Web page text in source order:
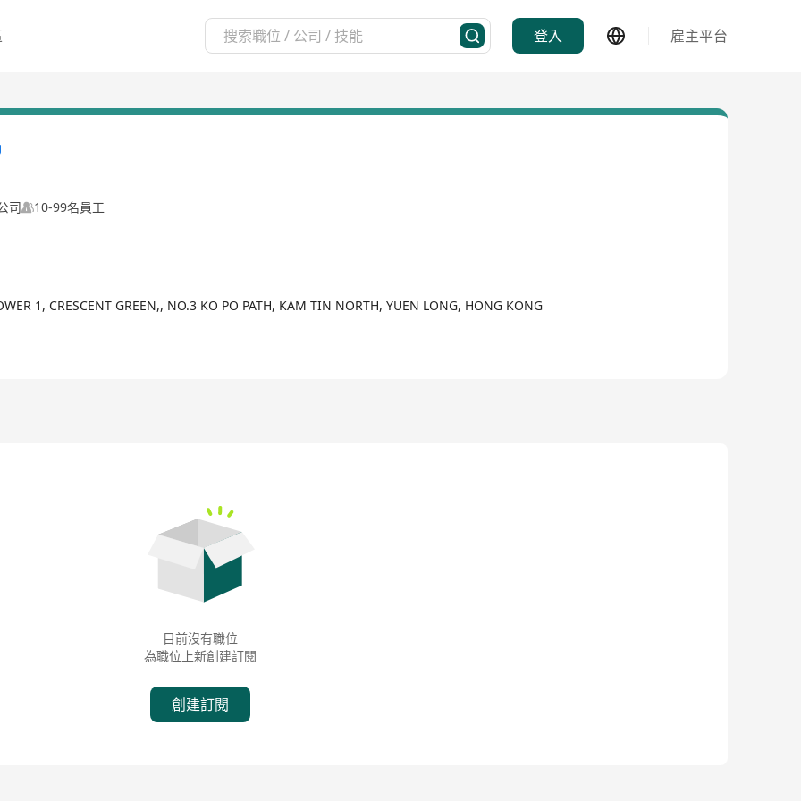
登入 雇主平台
司 10-99名員工
1, CRESCENT GREEN,, NO.3 KO PO PATH, KAM TIN NORTH, YUEN LONG, HONG KONG
目前沒有職位
為職位上新創建訂閱
創建訂閱